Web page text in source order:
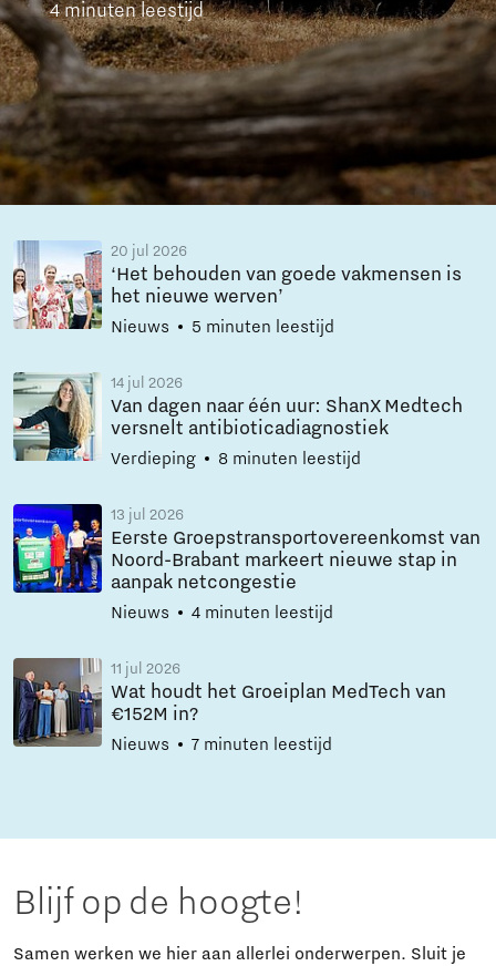
4 minuten leestijd
20 jul 2026
‘Het behouden van goede vakmensen is
het nieuwe werven’
Nieuws 5 minuten leestijd
14 jul 2026
Van dagen naar één uur: ShanX Medtech
versnelt antibioticadiagnostiek
Verdieping 8 minuten leestijd
13 jul 2026
Eerste Groepstransportovereenkomst van
Noord-Brabant markeert nieuwe stap in
aanpak netcongestie
Nieuws 4 minuten leestijd
11 jul 2026
Wat houdt het Groeiplan MedTech van
€152M in?
Nieuws 7 minuten leestijd
Blijf op de hoogte!
Samen werken we hier aan allerlei onderwerpen. Sluit je